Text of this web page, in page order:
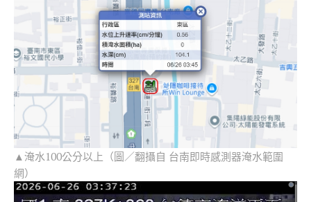
▲淹水100公分以上（圖／翻攝自 台南即時感測器淹水範圍
網）